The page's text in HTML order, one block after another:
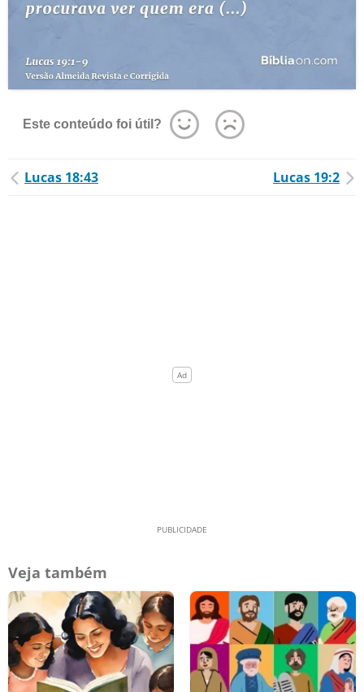
Este conteúdo foi útil?
Lucas 18:43 Lucas 19:2
Veja também